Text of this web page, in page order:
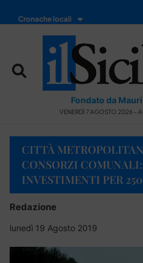
Cronache locali
Fondato da
VENERDÌ 7 AGOSTO 2026 -
CITTÀ
CONSORZI
INVESTIMENTI PER
Redazione
lunedì 19 Agosto 2019